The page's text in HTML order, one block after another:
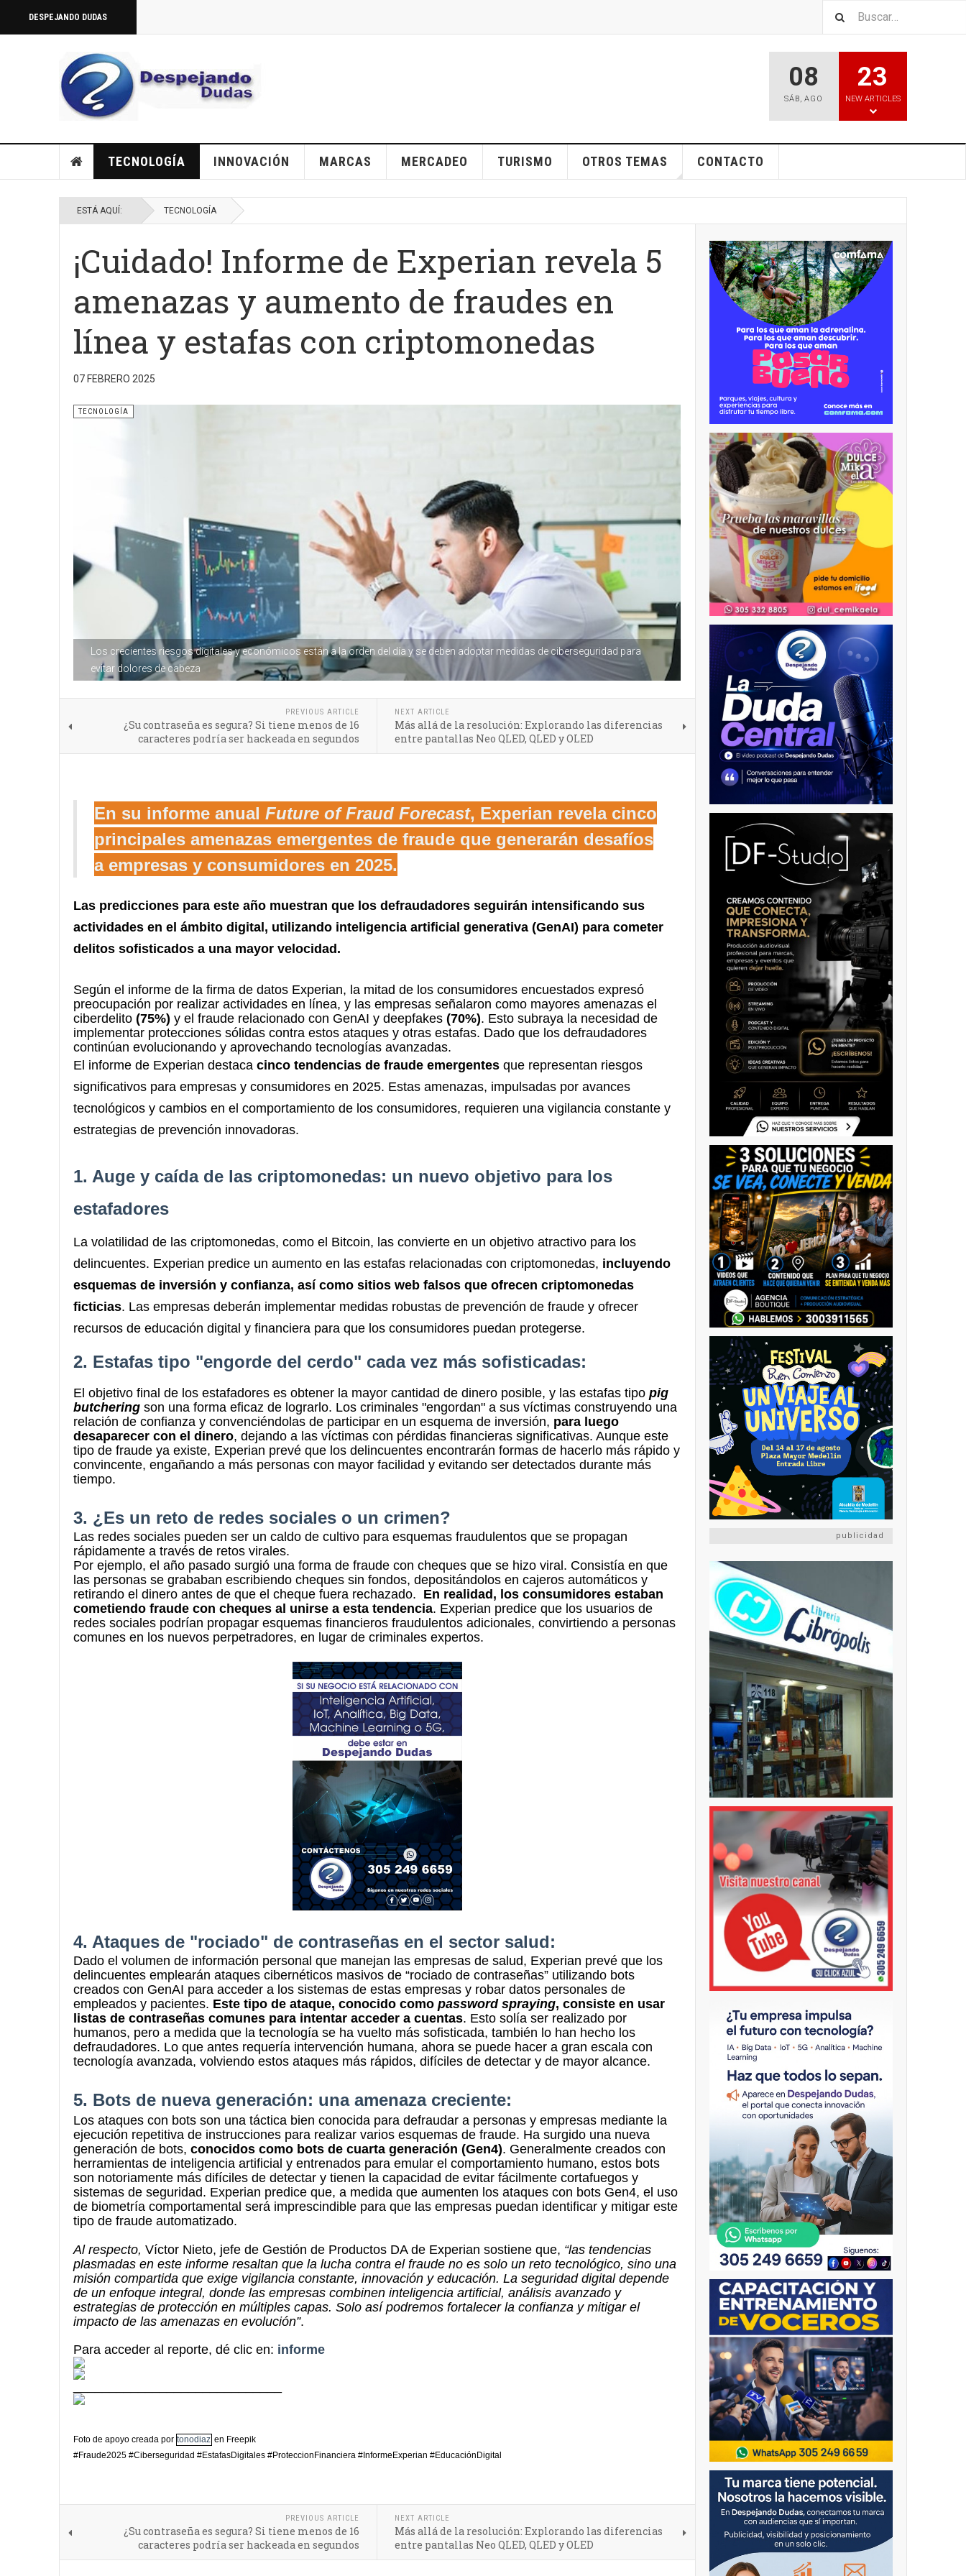
DESPEJANDO DUDAS
08
SÁB, AGO
23
NEW ARTICLES
TECNOLOGÍA INNOVACIÓN MARCAS MERCADEO TURISMO OTROS TEMAS CONTACTO
ESTÁ AQUÍ: TECNOLOGÍA
¡Cuidado! Informe de Experian revela 5
amenazas y aumento de fraudes en
línea y estafas con criptomonedas
07 FEBRERO 2025
Los crecientes riesgos digitales y económicos están a la orden del día y se deben adoptar medidas de ciberseguridad para
evitar dolores de cabeza
TECNOLOGÍA
PREVIOUS ARTICLE
¿Su contraseña es segura? Si tiene menos de 16
caracteres podría ser hackeada en segundos
NEXT ARTICLE
Más allá de la resolución: Explorando las diferencias
entre pantallas Neo QLED, QLED y OLED
En su informe anual Future of Fraud Forecast, Experian revela cinco
principales amenazas emergentes de fraude que generarán desafíos
a empresas y consumidores en 2025.
Las predicciones para este año muestran que los defraudadores seguirán intensificando sus
actividades en el ámbito digital, utilizando inteligencia artificial generativa (GenAI) para cometer
delitos sofisticados a una mayor velocidad.
Según el informe de la firma de datos Experian, la mitad de los consumidores encuestados expresó
preocupación por realizar actividades en línea, y las empresas señalaron como mayores amenazas el
ciberdelito (75%) y el fraude relacionado con GenAI y deepfakes (70%). Esto subraya la necesidad de
implementar protecciones sólidas contra estos ataques y otras estafas. Dado que los defraudadores
continúan evolucionando y aprovechando tecnologías avanzadas.
El informe de Experian destaca cinco tendencias de fraude emergentes que representan riesgos
significativos para empresas y consumidores en 2025. Estas amenazas, impulsadas por avances
tecnológicos y cambios en el comportamiento de los consumidores, requieren una vigilancia constante y
estrategias de prevención innovadoras.
1. Auge y caída de las criptomonedas: un nuevo objetivo para los
estafadores
La volatilidad de las criptomonedas, como el Bitcoin, las convierte en un objetivo atractivo para los
delincuentes. Experian predice un aumento en las estafas relacionadas con criptomonedas, incluyendo
esquemas de inversión y confianza, así como sitios web falsos que ofrecen criptomonedas
ficticias. Las empresas deberán implementar medidas robustas de prevención de fraude y ofrecer
recursos de educación digital y financiera para que los consumidores puedan protegerse.
2. Estafas tipo "engorde del cerdo" cada vez más sofisticadas:
El objetivo final de los estafadores es obtener la mayor cantidad de dinero posible, y las estafas tipo pig
butchering son una forma eficaz de lograrlo. Los criminales "engordan" a sus víctimas construyendo una
relación de confianza y convenciéndolas de participar en un esquema de inversión, para luego
desaparecer con el dinero, dejando a las víctimas con pérdidas financieras significativas. Aunque este
tipo de fraude ya existe, Experian prevé que los delincuentes encontrarán formas de hacerlo más rápido y
convincente, engañando a más personas con mayor facilidad y evitando ser detectados durante más
tiempo.
3. ¿Es un reto de redes sociales o un crimen?
Las redes sociales pueden ser un caldo de cultivo para esquemas fraudulentos que se propagan
rápidamente a través de retos virales.
Por ejemplo, el año pasado surgió una forma de fraude con cheques que se hizo viral. Consistía en que
las personas se grababan escribiendo cheques sin fondos, depositándolos en cajeros automáticos y
retirando el dinero antes de que el cheque fuera rechazado. En realidad, los consumidores estaban
cometiendo fraude con cheques al unirse a esta tendencia. Experian predice que los usuarios de
redes sociales podrían propagar esquemas financieros fraudulentos adicionales, convirtiendo a personas
comunes en los nuevos perpetradores, en lugar de criminales expertos.
4. Ataques de "rociado" de contraseñas en el sector salud:
Dado el volumen de información personal que manejan las empresas de salud, Experian prevé que los
delincuentes emplearán ataques cibernéticos masivos de “rociado de contraseñas” utilizando bots
creados con GenAI para acceder a los sistemas de estas empresas y robar datos personales de
empleados y pacientes. Este tipo de ataque, conocido como password spraying, consiste en usar
listas de contraseñas comunes para intentar acceder a cuentas. Esto solía ser realizado por
humanos, pero a medida que la tecnología se ha vuelto más sofisticada, también lo han hecho los
defraudadores. Lo que antes requería intervención humana, ahora se puede hacer a gran escala con
tecnología avanzada, volviendo estos ataques más rápidos, difíciles de detectar y de mayor alcance.
5. Bots de nueva generación: una amenaza creciente:
Los ataques con bots son una táctica bien conocida para defraudar a personas y empresas mediante la
ejecución repetitiva de instrucciones para realizar varios esquemas de fraude. Ha surgido una nueva
generación de bots, conocidos como bots de cuarta generación (Gen4). Generalmente creados con
herramientas de inteligencia artificial y entrenados para emular el comportamiento humano, estos bots
son notoriamente más difíciles de detectar y tienen la capacidad de evitar fácilmente cortafuegos y
sistemas de seguridad. Experian predice que, a medida que aumenten los ataques con bots Gen4, el uso
de biometría comportamental será imprescindible para que las empresas puedan identificar y mitigar este
tipo de fraude automatizado.
Al respecto, Víctor Nieto, jefe de Gestión de Productos DA de Experian sostiene que, “las tendencias
plasmadas en este informe resaltan que la lucha contra el fraude no es solo un reto tecnológico, sino una
misión compartida que exige vigilancia constante, innovación y educación. La seguridad digital depende
de un enfoque integral, donde las empresas combinen inteligencia artificial, análisis avanzado y
estrategias de protección en múltiples capas. Solo así podremos fortalecer la confianza y mitigar el
impacto de las amenazas en evolución”.
Para acceder al reporte, dé clic en: informe
Foto de apoyo creada por tonodiaz en Freepik
#Fraude2025 #Ciberseguridad #EstafasDigitales #ProteccionFinanciera #InformeExperian #EducaciónDigital
PREVIOUS ARTICLE
¿Su contraseña es segura? Si tiene menos de 16
caracteres podría ser hackeada en segundos
NEXT ARTICLE
Más allá de la resolución: Explorando las diferencias
entre pantallas Neo QLED, QLED y OLED
publicidad